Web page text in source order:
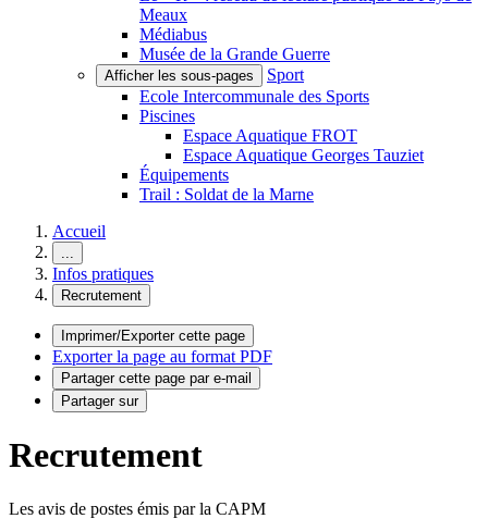
Meaux
Médiabus
Musée de la Grande Guerre
Afficher les sous-pages
Sport
Ecole Intercommunale des Sports
Piscines
Espace Aquatique FROT
Espace Aquatique Georges Tauziet
Équipements
Trail : Soldat de la Marne
Accueil
...
Infos pratiques
Recrutement
Imprimer/Exporter cette page
Exporter la page au format PDF
Partager cette page par e-mail
Partager sur
Recrutement
Les avis de postes émis par la CAPM